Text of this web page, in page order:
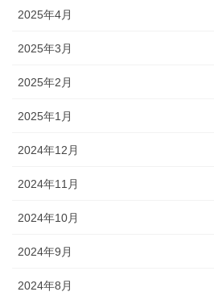
2025年4月
2025年3月
2025年2月
2025年1月
2024年12月
2024年11月
2024年10月
2024年9月
2024年8月